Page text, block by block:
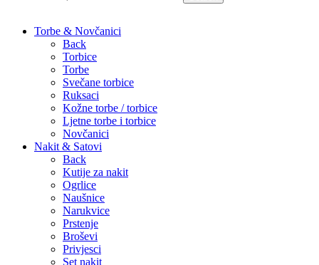
Torbe & Novčanici
Back
Torbice
Torbe
Svečane torbice
Ruksaci
Kožne torbe / torbice
Ljetne torbe i torbice
Novčanici
Nakit & Satovi
Back
Kutije za nakit
Ogrlice
Naušnice
Narukvice
Prstenje
Broševi
Privjesci
Set nakit